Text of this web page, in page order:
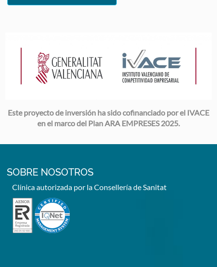
Este proyecto de inversión ha sido cofinanciado por el IVACE
en el marco del Plan ARA EMPRESES 2025.
SOBRE NOSOTROS
Clínica autorizada por la Consellería de Sanitat